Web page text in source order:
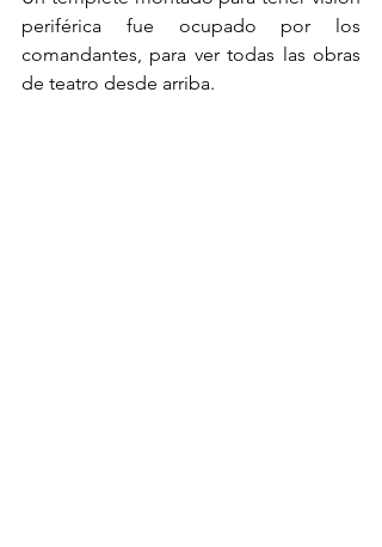
periférica fue ocupado por los
comandantes, para ver todas las obras
de teatro desde arriba.